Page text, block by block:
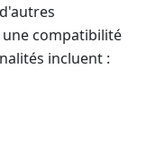
compatibilité
incluent :